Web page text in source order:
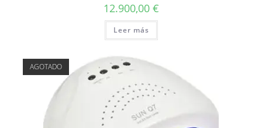
12.900,00 €
Leer más
AGOTADO